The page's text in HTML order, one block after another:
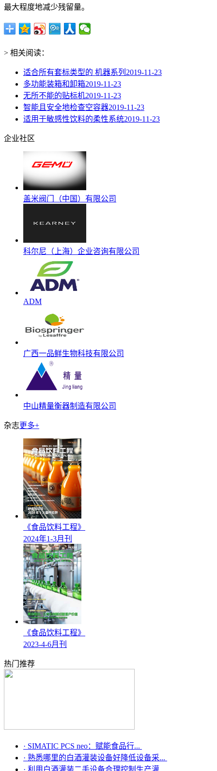
最大程度地减少残留量。
> 相关阅读：
适合所有套标类型的 机器系列 2019-11-23
多功能装箱和卸箱2019-11-23
无所不能的贴标机2019-11-23
智能且安全地检查空容器2019-11-23
适用于敏感性饮料的柔性系统2019-11-23
企业社区
盖米阀门（中国）有限公司
科尔尼（上海）企业咨询有限公司
ADM
广西一品鲜生物科技有限公司
中山精量衡器制造有限公司
杂志更多+
《食品饮料工程》
2024年1-3月刊
《食品饮料工程》
2023-4-6月刊
热门推荐
· SIMATIC PCS neo：赋能食品行...
· 熟悉哪里的白酒灌装设备好降低设备采...
· 利用白酒灌装二手设备合理控制生产灌...